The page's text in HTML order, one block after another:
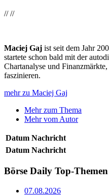
////
Maciej Gaj ist seit dem Jahr
startete schon bald mit der
Chartanalyse und
faszinieren.
mehr zu Maciej Gaj
Mehr zum Thema
Mehr vom Autor
Datum Nachricht
Datum Nachricht
Börse Daily Top-Themen
07.08.2026